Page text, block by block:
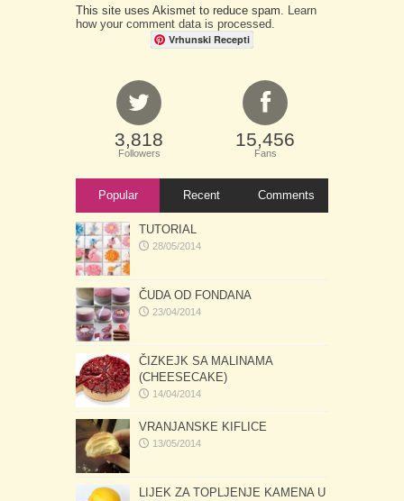
This site uses Akismet to reduce spam. Learn
how your comment data is processed.
Vrhunski Recepti
3,818
Followers
15,456
Fans
Popular Recent Comments
TUTORIAL
28/05/2014
ČUDA OD FONDANA
23/04/2014
ČIZKEJK SA MALINAMA
(CHEESECAKE)
14/04/2014
VRANJANSKE KIFLICE
13/05/2014
LIJEK ZA TOPLJENJE KAMENA U